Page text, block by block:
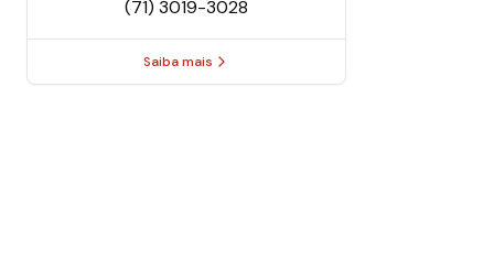
(71) 3019-3028
Saiba mais